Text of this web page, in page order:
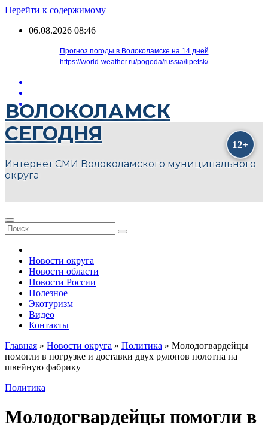
Перейти к содержимому
06.08.2026 08:46
Прогноз погоды в Волоколамске на 14 дней
https://world-weather.ru/pogoda/russia/lipetsk/
ВОЛОКОЛАМСК
СЕГОДНЯ
Интернет СМИ Волоколамского муниципального
округа
Новости округа
Новости области
Новости России
Полезное
Экотуризм
Видео
Контакты
Главная » Новости округа » Политика » Молодогвардейцы
помогли в погрузке и доставки двух рулонов полотна на
швейную фабрику
Политика
Молодогвардейцы помогли в